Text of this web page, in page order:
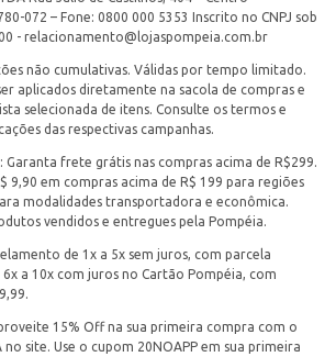
072 – Fone: 0800 000 5353 Inscrito no CNPJ sob
- relacionamento@lojaspompeia.com.br
não cumulativas. Válidas por tempo limitado.
aplicados diretamente na sacola de compras e
selecionada de itens. Consulte os termos e
das respectivas campanhas.
Garanta frete grátis nas compras acima de R$299.
9,90 em compras acima de R$ 199 para regiões
modalidades transportadora e econômica.
vendidos e entregues pela Pompéia.
de 1x a 5x sem juros, com parcela
6x a 10x com juros no Cartão Pompéia, com
15% Off na sua primeira compra com o
no site. Use o cupom 20NOAPP em sua primeira